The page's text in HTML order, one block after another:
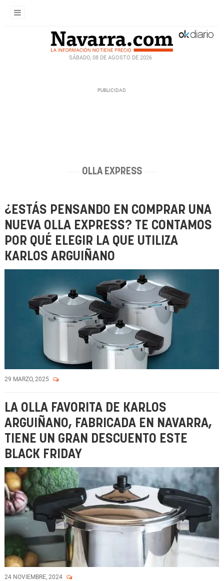
SÁBADO, 08 DE AGOSTO DE 2026
OLLA EXPRESS
¿ESTÁS PENSANDO EN COMPRAR UNA
NUEVA OLLA EXPRESS? TE CONTAMOS
POR QUÉ ELEGIR LA QUE UTILIZA
KARLOS ARGUIÑANO
29 MARZO, 2025
LA OLLA FAVORITA DE KARLOS
ARGUIÑANO, FABRICADA EN NAVARRA,
TIENE UN GRAN DESCUENTO ESTE
BLACK FRIDAY
24 NOVIEMBRE, 2024